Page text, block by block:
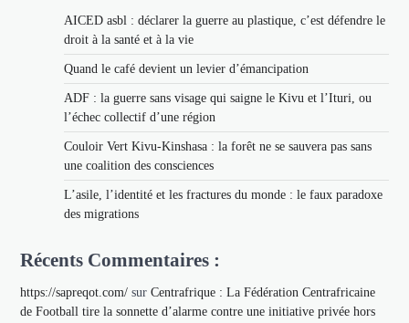
AICED asbl : déclarer la guerre au plastique, c’est défendre le
droit à la santé et à la vie
Quand le café devient un levier d’émancipation
ADF : la guerre sans visage qui saigne le Kivu et l’Ituri, ou
l’échec collectif d’une région
Couloir Vert Kivu-Kinshasa : la forêt ne se sauvera pas sans
une coalition des consciences
L’asile, l’identité et les fractures du monde : le faux paradoxe
des migrations
Récents Commentaires :
https://sapreqot.com/ surCentrafrique : La Fédération Centrafricaine
de Football tire la sonnette d’alarme contre une initiative privée hors